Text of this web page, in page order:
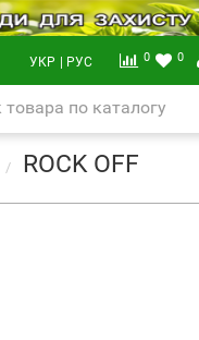
УКР | РУС 0 0
ROCK OFF